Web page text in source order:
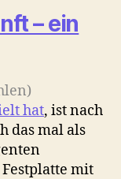
– ein
hat, ist nach
das mal als
mit